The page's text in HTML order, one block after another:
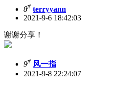
8# terryyann
2021-9-6 18:42:03
谢谢分享！
9# 风一指
2021-9-8 22:24:07